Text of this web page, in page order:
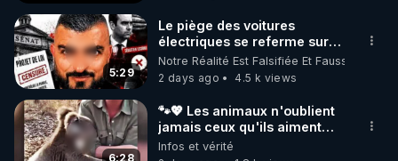
5:29
Le piège des voitures
électriques se referme sur
les usagers !
Notre Réalité Est Falsifiée Et Fausse
2 days ago
4.5 k views
6:28
🐾💖 Les animaux n'oublient
jamais ceux qu'ils aiment…
🥹❤️
Infos et vérité